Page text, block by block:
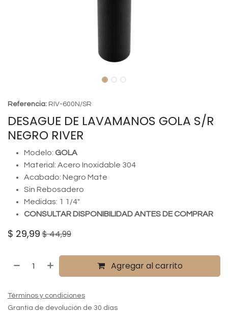
Referencia: RIV-600N/SR
DESAGUE DE LAVAMANOS GOLA S/R
NEGRO RIVER
Modelo: GOLA
Material: Acero Inoxidable 304
Acabado: Negro Mate
Sin Rebosadero
Medidas: 1 1/4"
CONSULTAR DISPONIBILIDAD ANTES DE COMPRAR
$ 29,99 $44,99
Agregar al carrito
Términos y condiciones
Grantía de devolución de 30 días